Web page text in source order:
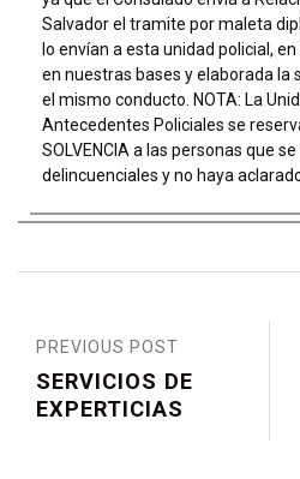
Salvador el tramite por maleta
lo envían a esta unidad policial,
en nuestras bases y elaborada la
el mismo conducto. NOTA: La
Antecedentes Policiales se
SOLVENCIA a las personas que
delincuenciales y no haya
PREVIOUS POST
SERVICIOS DE
EXPERTICIAS